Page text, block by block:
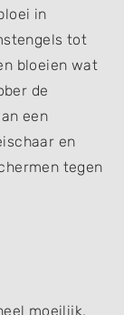
in
tot
bloeien wat
de
een
en
tegen
moeilijk.